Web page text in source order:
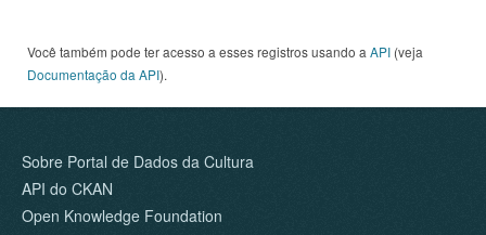
Você também pode ter acesso a esses registros usando a API (veja
Documentação da API).
Sobre Portal de Dados da Cultura
API do CKAN
Open Knowledge Foundation